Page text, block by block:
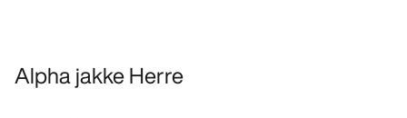
Alpha jakke Herre